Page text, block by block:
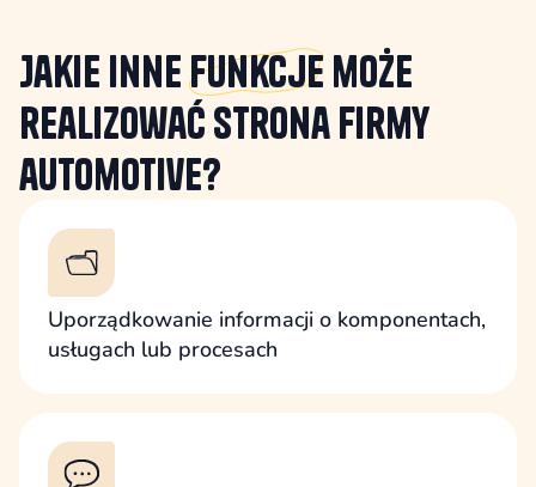
Jakie innefunkcjemoże
realizować strona firmy
automotive?
Uporządkowanie informacji o komponentach,
usługach lub procesach